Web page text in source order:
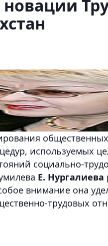
используемых
социально-
Е. Нургалиева
внимание она
трудовых